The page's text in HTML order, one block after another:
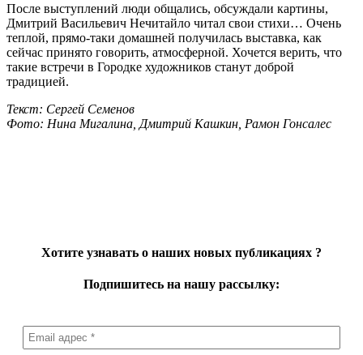
После выступлений люди общались, обсуждали картины,
Дмитрий Васильевич Нечитайло читал свои стихи… Очень
теплой, прямо-таки домашней получилась выставка, как
сейчас принято говорить, атмосферной. Хочется верить, что
такие встречи в Городке художников станут доброй
традицией.
Текст: Сергей Семенов
Фото: Нина Мигалина, Дмитрий Кашкин, Рамон Гонсалес
Хотите узнавать о наших новых публикациях ?
Подпишитесь на нашу рассылку: